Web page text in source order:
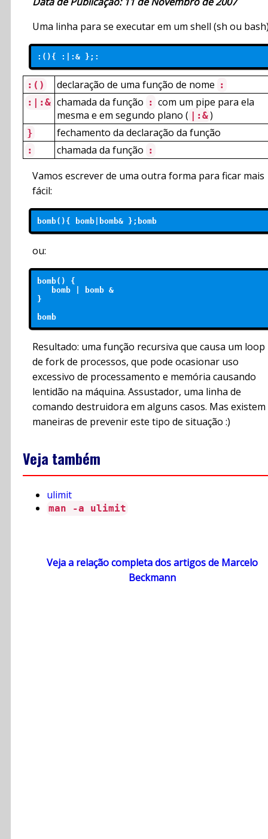
Uma linha para se executar em um shell (sh ou
:(){ :|:& };:
:() declaração de uma função de nome :
:|:& chamada da função : com um pipe para ela
mesma e em segundo plano (
|:&)
} fechamento da declaração da função
: chamada da função :
Vamos escrever de uma outra forma para ficar mais
fácil:
bomb(){ bomb|bomb& };bomb
ou:
bomb() {
   bomb | bomb &
}
Resultado: uma função recursiva que causa um loop
de fork de processos, que pode ocasionar uso
excessivo de processamento e memória causando
lentidão na máquina. Assustador, uma linha de
comando destruidora em alguns casos. Mas existem
maneiras de prevenir este tipo de situação :)
Veja também
ulimit
man -a ulimit
Veja a relação completa dos artigos de Marcelo
Beckmann